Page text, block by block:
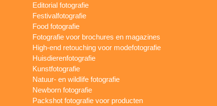
Editorial fotografie
Festivalfotografie
Food fotografie
Fotografie voor brochures en magazines
High-end retouching voor modefotografie
Huisdierenfotografie
Kunstfotografie
Natuur- en wildlife fotografie
Newborn fotografie
Packshot fotografie voor producten